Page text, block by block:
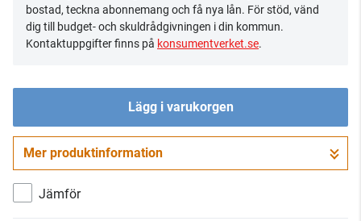
bostad, teckna abonnemang och få nya lån. För stöd, vänd
dig till budget- och skuldrådgivningen i din kommun.
Kontaktuppgifter finns på konsumentverket.se.
Lägg i varukorgen
Gå till kassan
Mer produktinformation
Jämför